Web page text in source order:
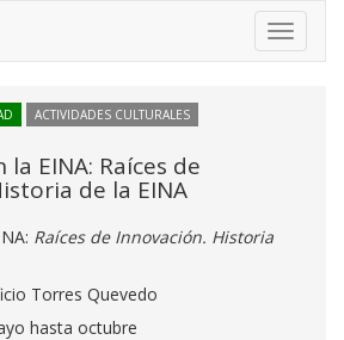
Toggle
ACTIVIDADES CULTURALES
EINA: Raíces de
de la EINA
Raíces de Innovación. Historia
Torres Quevedo
hasta octubre